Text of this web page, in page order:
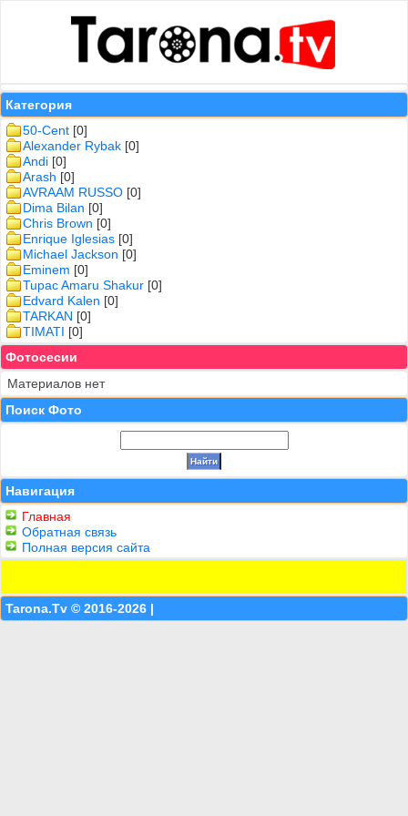
Категория
50-Cent [0]
Alexander Rybak [0]
Andi [0]
Arash [0]
AVRAAM RUSSO [0]
Dima Bilan [0]
Chris Brown [0]
Enrique Iglesias [0]
Michael Jackson [0]
Eminem [0]
Tupac Amaru Shakur [0]
Edvard Kalen [0]
TARKAN [0]
TIMATI [0]
Фотосесии
Материалов нет
Поиск Фото
Навигация
Главная
Обратная связь
Полная версия сайта
Tarona.Tv © 2016-2026 |